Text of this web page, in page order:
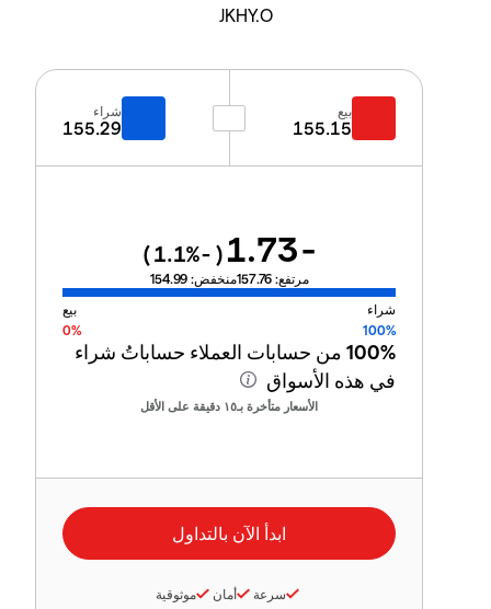
JKHY.O
بيع
155.15
شراء
155.29
-1.73
(
-1.1
%)
مرتفع:157.76منخفض:154.99
شراء
بيع
100%
0%
100% من حسابات العملاء حساباتُ شراء
في هذه الأسواق
الأسعار متأخرة بـ١٥ دقيقة على الأقل
سرعة أمان موثوقية